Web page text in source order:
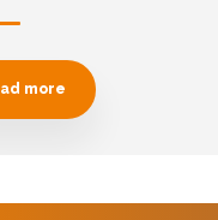
more